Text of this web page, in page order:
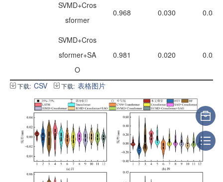
SVMD+Cros
sformer
0.968 0.030 0.036
SVMD+Cros
sformer+SA
O
0.981 0.020 0.028
下载: CSV 下载: 表格图片